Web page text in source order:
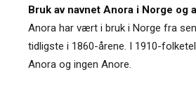
Bruk av navnet Anora i Norge og
Anora har vært i bruk i Norge fra
tidligste i 1860-årene. I 1910-
Anora og ingen Anore.